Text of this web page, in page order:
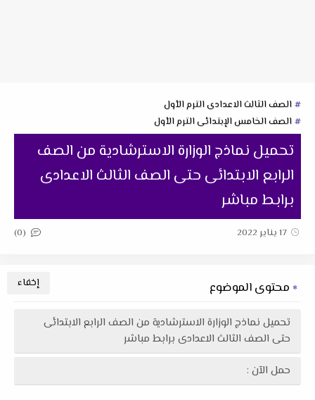
الصف الثالث الاعدادى الترم الأول
الصف الخامس الإبتدائى الترم الأول
تحميل نماذج الوزارة الاسترشادية من الصف
الرابع الابتدائى حتى الصف الثالث الاعدادى
برابط مباشر
17 يناير 2022 (0)
محتوى الموضوع
تحميل نماذج الوزارة الاسترشادية من الصف الرابع الابتدائى
حتى الصف الثالث الاعدادى برابط مباشر
حمل الآن :